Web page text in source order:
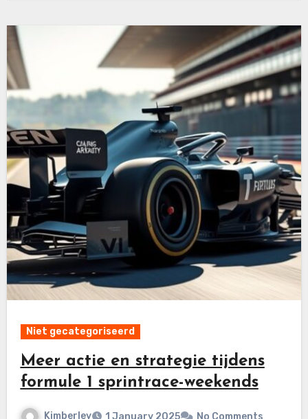
Niet gecategoriseerd
Meer actie en strategie tijdens
formule 1 sprintrace-weekends
Kimberley 1 January 2025 No Comments